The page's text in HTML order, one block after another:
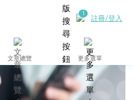
註冊/登入
文章總覽 更多選單